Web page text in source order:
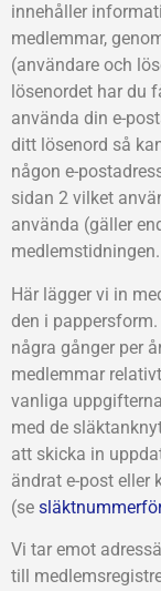
innehåller
medlemmar,
(användare och
lösenordet har du
använda din e-
ditt lösenord så
någon e-
sidan 2 vilket
använda (gäller
medlemstidningen.
Här lägger vi in
den i
några gånger per
medlemmar
vanliga
med de
att skicka in
ändrat e-post eller
(se
Vi tar emot
till